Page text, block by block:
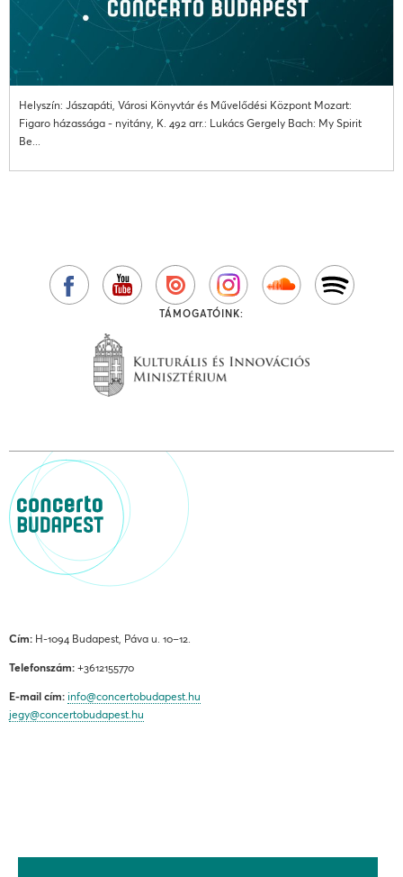
Helyszín: Jászapáti, Városi Könyvtár és Művelődési Központ Mozart:
Figaro házassága - nyitány, K. 492 arr.: Lukács Gergely Bach: My Spirit
Be...
TÁMOGATÓINK:
Cím: H-1094 Budapest, Páva u. 10–12.
Telefonszám: +3612155770
E-mail cím: info@concertobudapest.hu
jegy@concertobudapest.hu